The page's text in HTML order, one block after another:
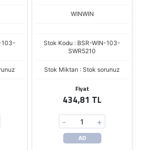
103-
ZM.5408
WINWIN
Stok Kodu : BSR-WIN-103-
SWR5210
Stok Miktarı : Stok sorunuz
Fiyat
434,81 TL
- +
AD